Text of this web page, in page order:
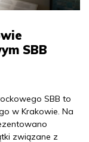
SBB
SBB to
w Krakowie. Na
związane z